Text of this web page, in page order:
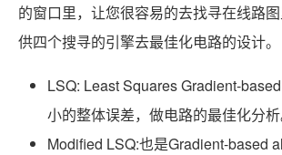
的窗口里，让您很容易的去找寻在线路
供四个搜寻的引擎去最佳化电路的设计。
LSQ: Least Squares Gradient-
小的整体误差，做电路的最佳化分析
Modified LSQ:也是Gradient-based